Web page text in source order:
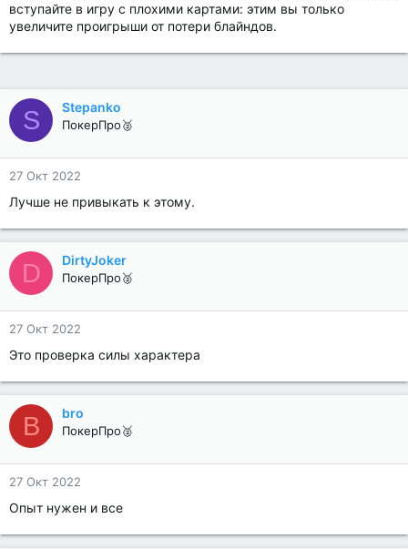
вступайте в игру с плохими картами: этим вы только
увеличите проигрыши от потери блайндов.
S Stepanko
ПокерПро🥈
27 Окт 2022
Лучше не привыкать к этому.
D DirtyJoker
ПокерПро🥈
27 Окт 2022
Это проверка силы характера
B bro
ПокерПро🥈
27 Окт 2022
Опыт нужен и все